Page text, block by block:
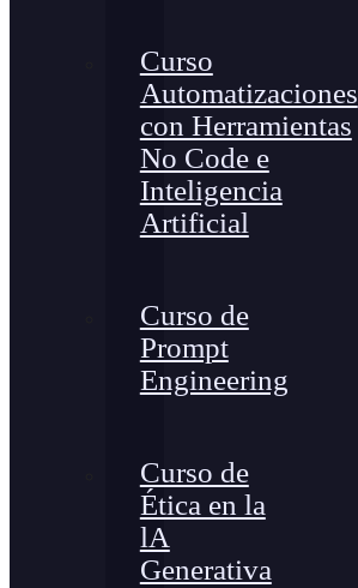
Curso
Automatizaciones
con Herramientas
No Code e
Inteligencia
Artificial
Curso de
Prompt
Engineering
Curso de
Ética en la
lA
Generativa